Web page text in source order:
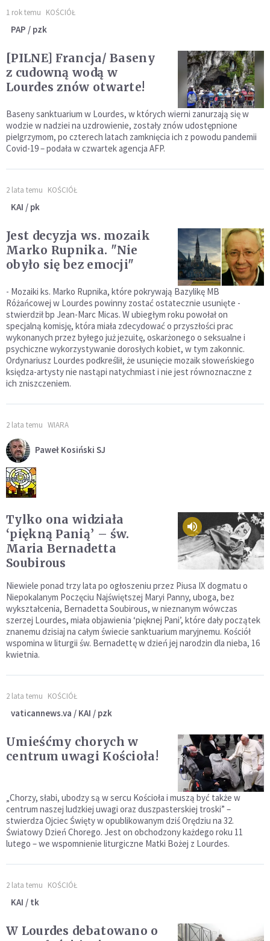
1 rok temu KOŚCIÓŁ
PAP / pzk
[PILNE] Francja/ Baseny
z cudowną wodą w
Lourdes znów otwarte!
Baseny sanktuarium w Lourdes, w których wierni zanurzają się w
wodzie w nadziei na uzdrowienie, zostały znów udostępnione
pielgrzymom, po czterech latach zamknięcia ich z powodu pandemii
Covid-19 – podała w czwartek agencja AFP.
2 lata temu KOŚCIÓŁ
KAI / pk
Jest decyzja ws. mozaik
Marko Rupnika. "Nie
obyło się bez emocji"
- Mozaiki ks. Marko Rupnika, które pokrywają Bazylikę MB
Różańcowej w Lourdes powinny zostać ostatecznie usunięte -
stwierdził bp Jean-Marc Micas. W ubiegłym roku powołał on
specjalną komisję, która miała zdecydować o przyszłości prac
wykonanych przez byłego już jezuitę, oskarżonego o seksualne i
psychiczne wykorzystywanie dorosłych kobiet, w tym zakonnic.
Ordynariusz Lourdes podkreślił, że usunięcie mozaik słoweńskiego
księdza-artysty nie nastąpi natychmiast i nie jest równoznaczne z
ich zniszczeniem.
2 lata temu WIARA
Paweł Kosiński SJ
Tylko ona widziała
‘piękną Panią’ – św.
Maria Bernadetta
Soubirous
Niewiele ponad trzy lata po ogłoszeniu przez Piusa IX dogmatu o
Niepokalanym Poczęciu Najświętszej Maryi Panny, uboga, bez
wykształcenia, Bernadetta Soubirous, w nieznanym wówczas
szerzej Lourdes, miała objawienia ‘pięknej Pani’, które dały początek
znanemu dzisiaj na całym świecie sanktuarium maryjnemu. Kościół
wspomina w liturgii św. Bernadettę w dzień jej narodzin dla nieba, 16
kwietnia.
2 lata temu KOŚCIÓŁ
vaticannews.va / KAI / pzk
Umieśćmy chorych w
centrum uwagi Kościoła!
„Chorzy, słabi, ubodzy są w sercu Kościoła i muszą być także w
centrum naszej ludzkiej uwagi oraz duszpasterskiej troski” –
stwierdza Ojciec Święty w opublikowanym dziś Orędziu na 32.
Światowy Dzień Chorego. Jest on obchodzony każdego roku 11
lutego – we wspomnienie liturgiczne Matki Bożej z Lourdes.
2 lata temu KOŚCIÓŁ
KAI / tk
W Lourdes debatowano o